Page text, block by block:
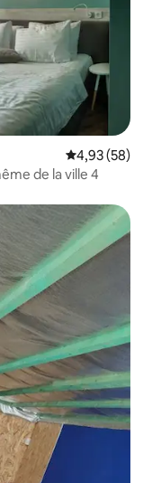
Évaluation
4,93 (58)
de la ville 4